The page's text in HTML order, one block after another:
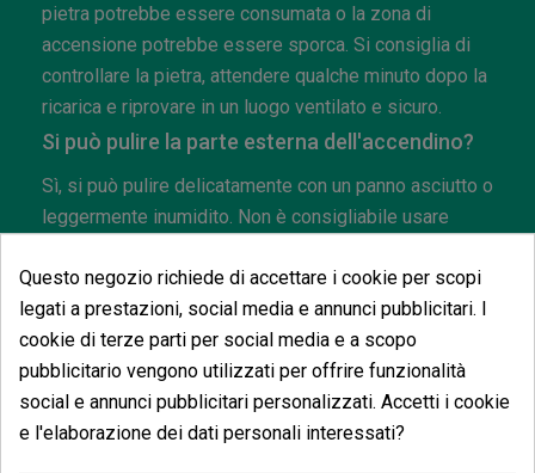
pietra potrebbe essere consumata o la zona di
accensione potrebbe essere sporca. Si consiglia di
controllare la pietra, attendere qualche minuto dopo la
ricarica e riprovare in un luogo ventilato e sicuro.
Si può pulire la parte esterna dell'accendino?
Sì, si può pulire delicatamente con un panno asciutto o
leggermente inumidito. Non è consigliabile usare
poiché potrebbero danneggiare il design esterno.
Potrebbe anche piacerti
Questo negozio richiede di accettare i cookie per scopi
legati a prestazioni, social media e annunci pubblicitari. I
cookie di terze parti per social media e a scopo
pubblicitario vengono utilizzati per offrire funzionalità
social e annunci pubblicitari personalizzati. Accetti i cookie
e l'elaborazione dei dati personali interessati?